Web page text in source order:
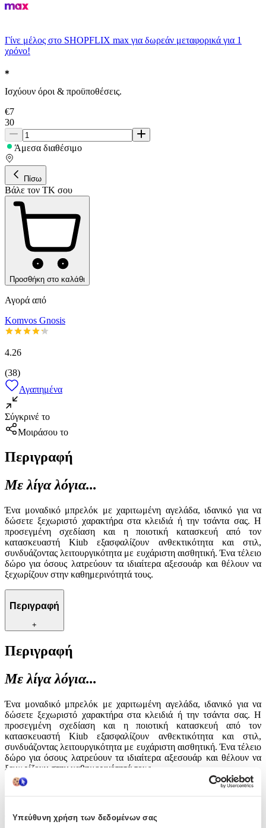
Υπεύθυνη χρήση των δεδομένων σας
Γίνε μέλος στο SHOPFLIX max για δωρεάν μεταφορικά για 1
χρόνο!
Ισχύουν όροι & προϋποθέσεις.
€7
30
Άμεσα διαθέσιμο
Πίσω
Βάλε τον ΤΚ σου
Προσθήκη στο καλάθι
Αγορά από
Komvos Gnosis
4.26
(38)
Αγαπημένα
Σύγκρινέ το
Μοιράσου το
Περιγραφή
Με λίγα λόγια...
Ένα μοναδικό μπρελόκ με χαριτωμένη αγελάδα, ιδανικό για να
δώσετε ξεχωριστό χαρακτήρα στα κλειδιά ή την τσάντα σας. Η
προσεγμένη σχεδίαση και η ποιοτική κατασκευή από τον
κατασκευαστή Kiub εξασφαλίζουν ανθεκτικότητα και στιλ,
συνδυάζοντας λειτουργικότητα με ευχάριστη αισθητική. Ένα τέλειο
δώρο για όσους λατρεύουν τα ιδιαίτερα αξεσουάρ και θέλουν να
ξεχωρίζουν στην καθημερινότητά τους.
Περιγραφή
+
Περιγραφή
Με λίγα λόγια...
Ένα μοναδικό μπρελόκ με χαριτωμένη αγελάδα, ιδανικό για να
δώσετε ξεχωριστό χαρακτήρα στα κλειδιά ή την τσάντα σας. Η
προσεγμένη σχεδίαση και η ποιοτική κατασκευή από τον
κατασκευαστή Kiub εξασφαλίζουν ανθεκτικότητα και στιλ,
συνδυάζοντας λειτουργικότητα με ευχάριστη αισθητική. Ένα τέλειο
δώρο για όσους λατρεύουν τα ιδιαίτερα αξεσουάρ και θέλουν να
ξεχωρίζουν στην καθημερινότητά τους.
Χαρακτηριστικά
Τύπος: